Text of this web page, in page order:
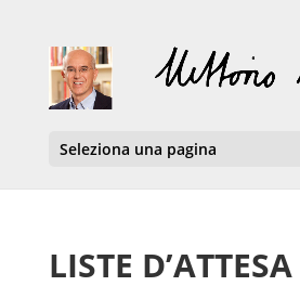
Seleziona una pagina
LISTE